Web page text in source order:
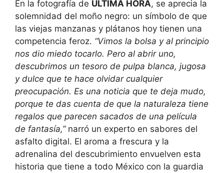
En la fotografía de ÚLTIMA HORA, se aprecia la
solemnidad del moño negro: un símbolo de que
las viejas manzanas y plátanos hoy tienen una
competencia feroz. “Vimos la bolsa y al principio
nos dio miedo tocarlo. Pero al abrir uno,
descubrimos un tesoro de pulpa blanca, jugosa
y dulce que te hace olvidar cualquier
preocupación. Es una noticia que te deja mudo,
porque te das cuenta de que la naturaleza tiene
regalos que parecen sacados de una película
de fantasía,”narró un experto en sabores del
asfalto digital. El aroma a frescura y la
adrenalina del descubrimiento envuelven esta
historia que tiene a todo México con la guardia